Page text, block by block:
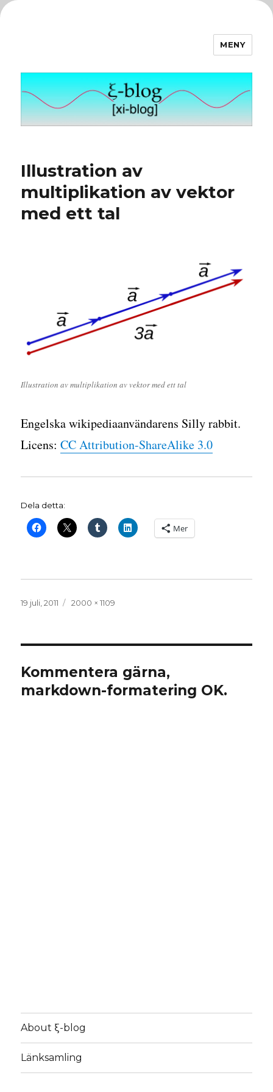
MENY
Illustration av
multiplikation av vektor
med ett tal
Illustration av multiplikation av vektor med ett tal
Engelska wikipediaanvändarens Silly rabbit.
Licens:CC Attribution-ShareAlike 3.0
Dela detta:
Mer
Publicerat
19 juli, 2011
Full
2000 × 1109
Kommentera gärna,
markdown-formatering OK.
About ξ-blog
Länksamling